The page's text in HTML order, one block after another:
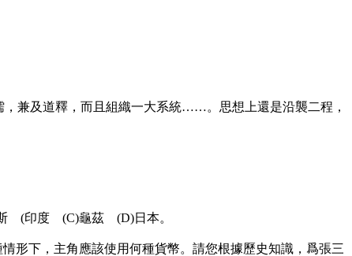
兼及道釋，而且組織一大系統……。思想上還是沿襲二程，
斯 (印度 (C)龜茲 (D)日本。
形下，主角應該使用何種貨幣。請您根據歷史知識，爲張三